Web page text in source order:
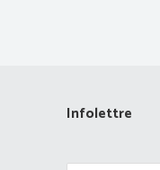
Infolettre